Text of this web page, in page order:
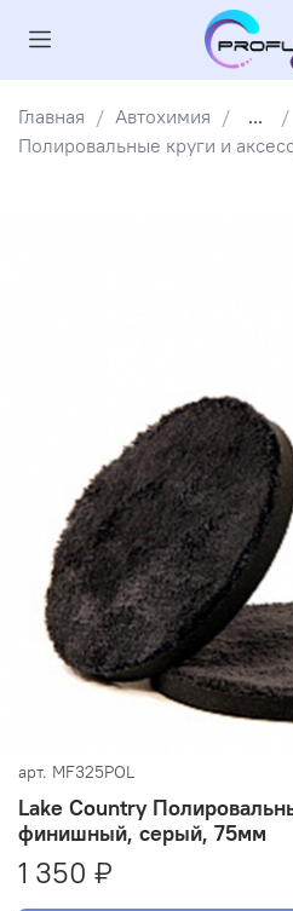
Главная Автохимия
...
Полировальные круги и
арт. MF325POL
Lake Country
финишный, серый, 75мм
1 350 ₽